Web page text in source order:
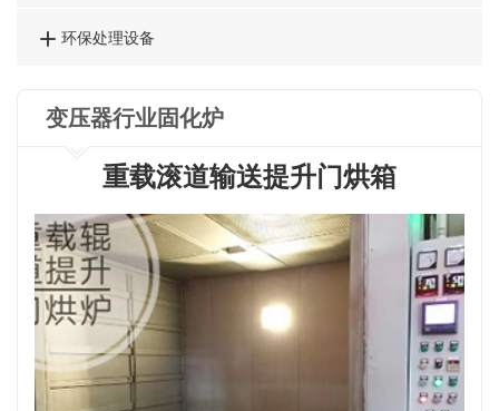
 环保处理设备
变压器行业固化炉
重载滚道输送提升门烘箱